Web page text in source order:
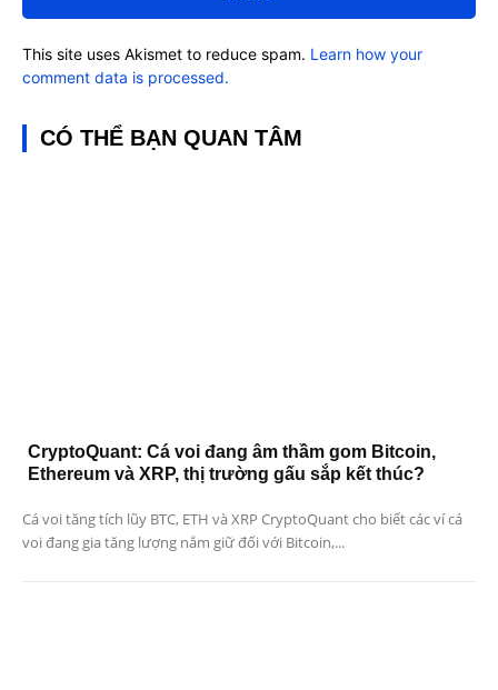
This site uses Akismet to reduce spam. Learn how your
comment data is processed.
CÓ THỂ BẠN QUAN TÂM
CryptoQuant: Cá voi đang âm thầm gom Bitcoin,
Ethereum và XRP, thị trường gấu sắp kết thúc?
Cá voi tăng tích lũy BTC, ETH và XRP CryptoQuant cho biết các ví cá
voi đang gia tăng lượng nắm giữ đối với Bitcoin,...